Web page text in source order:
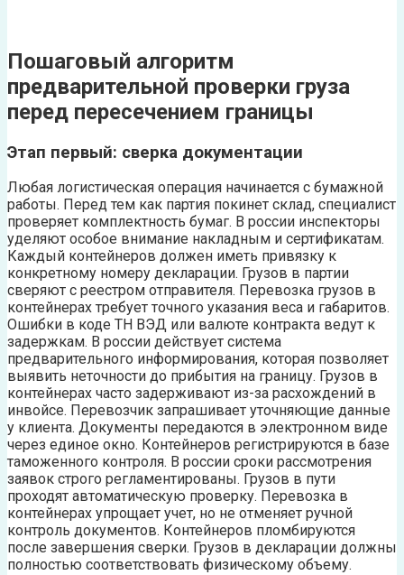
Пошаговый алгоритм
предварительной проверки груза
перед пересечением границы
Этап первый: сверка документации
Любая логистическая операция начинается с бумажной
работы. Перед тем как партия покинет склад, специалист
проверяет комплектность бумаг. В россии инспекторы
уделяют особое внимание накладным и сертификатам.
Каждый контейнеров должен иметь привязку к
конкретному номеру декларации. Грузов в партии
сверяют с реестром отправителя. Перевозка грузов в
контейнерах требует точного указания веса и габаритов.
Ошибки в коде ТН ВЭД или валюте контракта ведут к
задержкам. В россии действует система
предварительного информирования, которая позволяет
выявить неточности до прибытия на границу. Грузов в
контейнерах часто задерживают из-за расхождений в
инвойсе. Перевозчик запрашивает уточняющие данные
у клиента. Документы передаются в электронном виде
через единое окно. Контейнеров регистрируются в базе
таможенного контроля. В россии сроки рассмотрения
заявок строго регламентированы. Грузов в пути
проходят автоматическую проверку. Перевозка в
контейнерах упрощает учет, но не отменяет ручной
контроль документов. Контейнеров пломбируются
после завершения сверки. Грузов в декларации должны
полностью соответствовать физическому объему.